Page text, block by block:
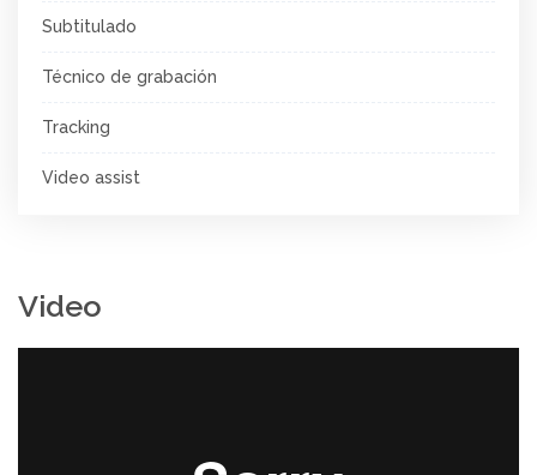
Subtitulado
Técnico de grabación
Tracking
Video assist
Video